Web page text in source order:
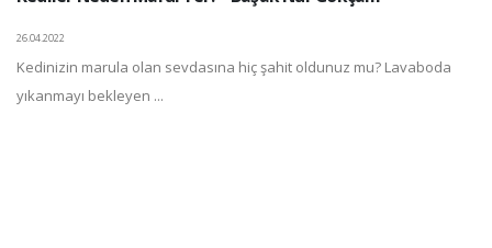
26.04.2022
Kedinizin marula olan sevdasına hiç şahit oldunuz mu? Lavaboda
yıkanmayı bekleyen ...